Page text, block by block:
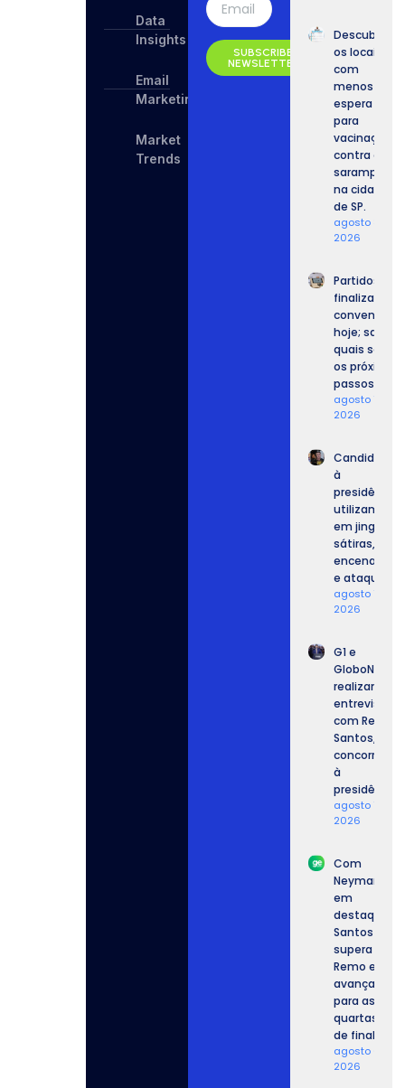
Data
Insights
Email
Marketing
Market
Trends
SUBSCRIBE
NEWSLETTER
Descubra
os locais
com
menos
espera
para
vacinação
contra o
sarampo
na cidade
de SP.
agosto 8,
2026
Partidos
finalizam
convenções
hoje; saiba
quais serão
os próximos
passos.
agosto 7,
2026
Candidatos
à
presidência
utilizam IA
em jingles,
sátiras,
encenações
e ataques.
agosto 7,
2026
G1 e
GloboNews
realizam
entrevista
com Renan
Santos,
concorrente
à
presidência.
agosto 7,
2026
Com
Neymar
em
destaque,
Santos
supera o
Remo e
avança
para as
quartas
de final.
agosto 6,
2026